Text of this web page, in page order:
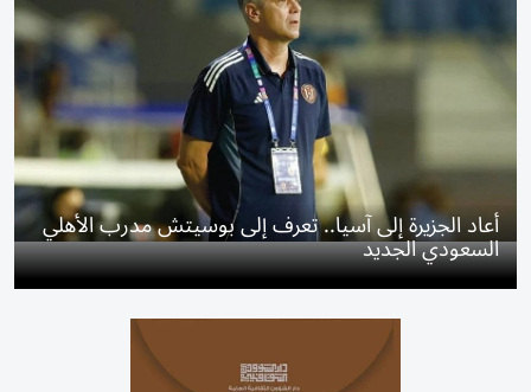
أعاد الجزيرة إلى آسيا.. تعرف إلى بوسيتش مدرب الأهلي
السعودي الجديد